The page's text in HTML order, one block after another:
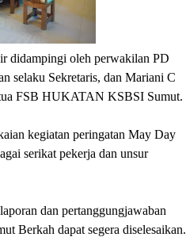
didampingi oleh perwakilan PD
selaku Sekretaris, dan Mariani C
FSB HUKATAN KSBSI Sumut.
kegiatan peringatan May Day
serikat pekerja dan unsur
dan pertanggungjawaban
Berkah dapat segera diselesaikan.